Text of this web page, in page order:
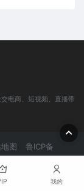
电商、短视频、直播带
图
鲁ICP备
我的